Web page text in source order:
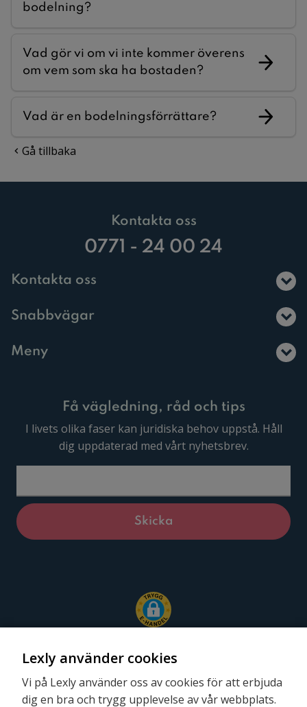
bodelning?
Vad gör vi om vi inte kommer överens
om vem som ska ha bostaden?
Vad är en bodelningsförrättare?
Gå tillbaka
Kontakta oss
0771 - 24 00 24
Kontakta oss
Snabbvägar
Meny
Få vägledning, råd och tips
I livets olika faser kan juridiska behov uppstå. Håll
dig uppdaterad med vårt nyhetsbrev.
Lexly använder cookies
Vi på Lexly använder oss av cookies för att erbjuda
dig en bra och trygg upplevelse av vår webbplats.